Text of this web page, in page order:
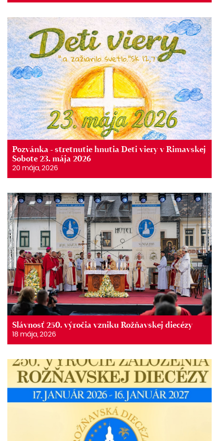
Pozvánka - stretnutie hnutia Deti viery v Rimavskej
Sobote 23. mája 2026
20 mája, 2026
Slávnosť 250. výročia vzniku Rožňavskej diecézy
18 mája, 2026